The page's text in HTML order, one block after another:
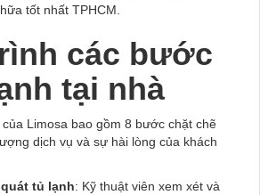
tốt nhất TPHCM.
các bước
tại nhà
Limosa bao gồm 8 bước chặt chẽ
dịch vụ và sự hài lòng của khách
tủ lạnh: Kỹ thuật viên xem xét và